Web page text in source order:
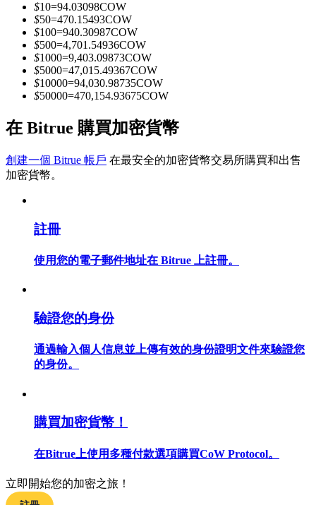
包含交易情況等的大數據分析
合約功能使用指南
交易策略
學習如何保持盈利
$10=94.03098COW
$50=470.15493COW
$100=940.30987COW
$500=4,701.54936COW
$1000=9,403.09873COW
$5000=47,015.49367COW
$10000=94,030.98735COW
$50000=470,154.93675COW
在 Bitrue 購買加密貨幣
創建一個 Bitrue 帳戶 在最安全的加密貨幣交易所購買和出售
加密貨幣。
註冊
使用您的電子郵件地址在 Bitrue 上註冊。
驗證您的身份
通過輸入個人信息並上傳有效的身份證明文件來驗證您
的身份。
購買加密貨幣！
在Bitrue上使用多種付款選項購買CoW Protocol。
立即開始您的加密之旅！